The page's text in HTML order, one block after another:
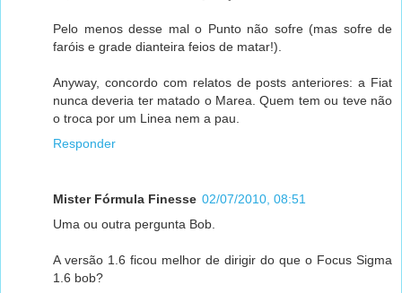
Pelo menos desse mal o Punto não sofre (mas sofre de
faróis e grade dianteira feios de matar!).
Anyway, concordo com relatos de posts anteriores: a Fiat
nunca deveria ter matado o Marea. Quem tem ou teve não
o troca por um Linea nem a pau.
Responder
Mister Fórmula Finesse 02/07/2010, 08:51
Uma ou outra pergunta Bob.
A versão 1.6 ficou melhor de dirigir do que o Focus Sigma
1.6 bob?